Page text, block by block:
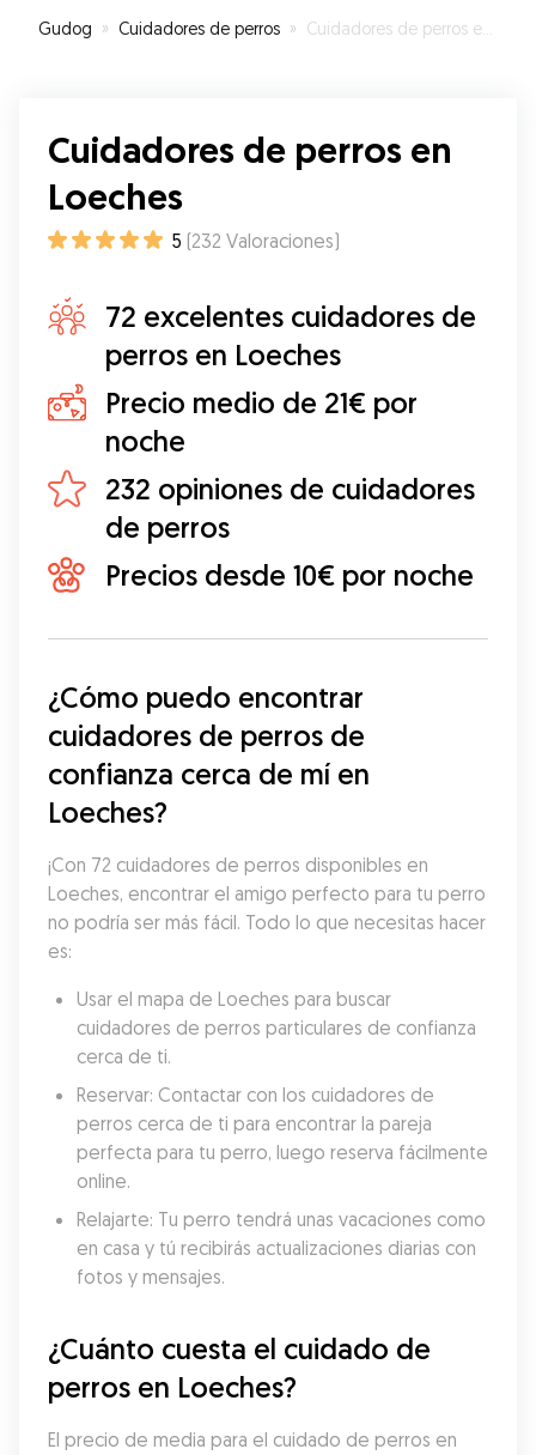
Gudog » Cuidadores de perros » Cuidadores de perros en Loeches
Cuidadores de perros en
Loeches
5 (232 Valoraciones)
72 excelentes cuidadores de
perros en Loeches
Precio medio de 21€ por
noche
232 opiniones de cuidadores
de perros
Precios desde 10€ por noche
¿Cómo puedo encontrar
cuidadores de perros de
confianza cerca de mí en
Loeches?
¡Con 72 cuidadores de perros disponibles en
Loeches, encontrar el amigo perfecto para tu perro
no podría ser más fácil. Todo lo que necesitas hacer
es:
Usar el mapa de Loeches para buscar
cuidadores de perros particulares de confianza
cerca de ti.
Reservar: Contactar con los cuidadores de
perros cerca de ti para encontrar la pareja
perfecta para tu perro, luego reserva fácilmente
online.
Relajarte: Tu perro tendrá unas vacaciones como
en casa y tú recibirás actualizaciones diarias con
fotos y mensajes.
¿Cuánto cuesta el cuidado de
perros en Loeches?
El precio de media para el cuidado de perros en